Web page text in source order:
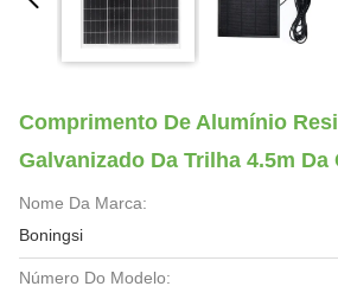
Comprimento De Alumínio
Galvanizado Da Trilha 4.5m Da
Nome Da Marca:
Boningsi
Número Do Modelo: